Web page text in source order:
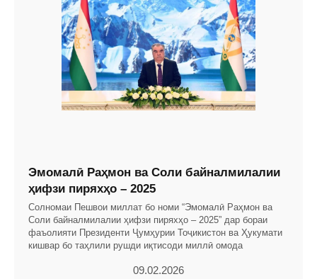
Эмомалӣ Раҳмон ва Соли байналмилалии
ҳифзи пиряхҳо – 2025
Солномаи Пешвои миллат бо номи “Эмомалӣ Раҳмон ва
Соли байналмилалии ҳифзи пиряхҳо – 2025” дар бораи
фаъолияти Президенти Ҷумҳурии Тоҷикистон ва Ҳукумати
кишвар бо таҳлили рушди иқтисоди миллӣ омода
09.02.2026